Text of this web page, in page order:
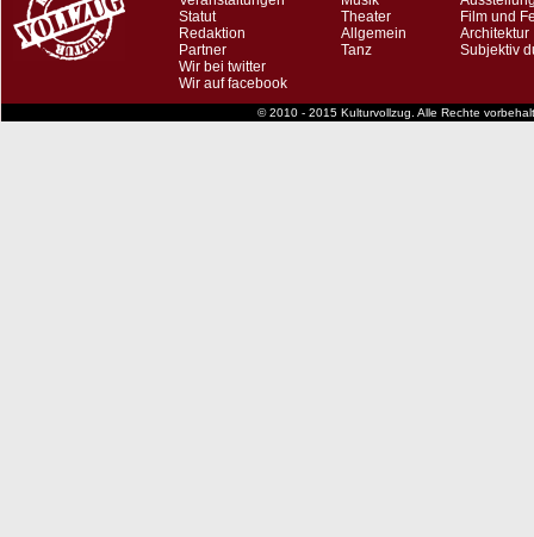
Statut
Redaktion
Partner
Wir bei twitter
Wir auf facebook
Theater
Allgemein
Tanz
Film und
Architektur
Subjektiv
© 2010 - 2015 Kulturvollzug. Alle Rechte